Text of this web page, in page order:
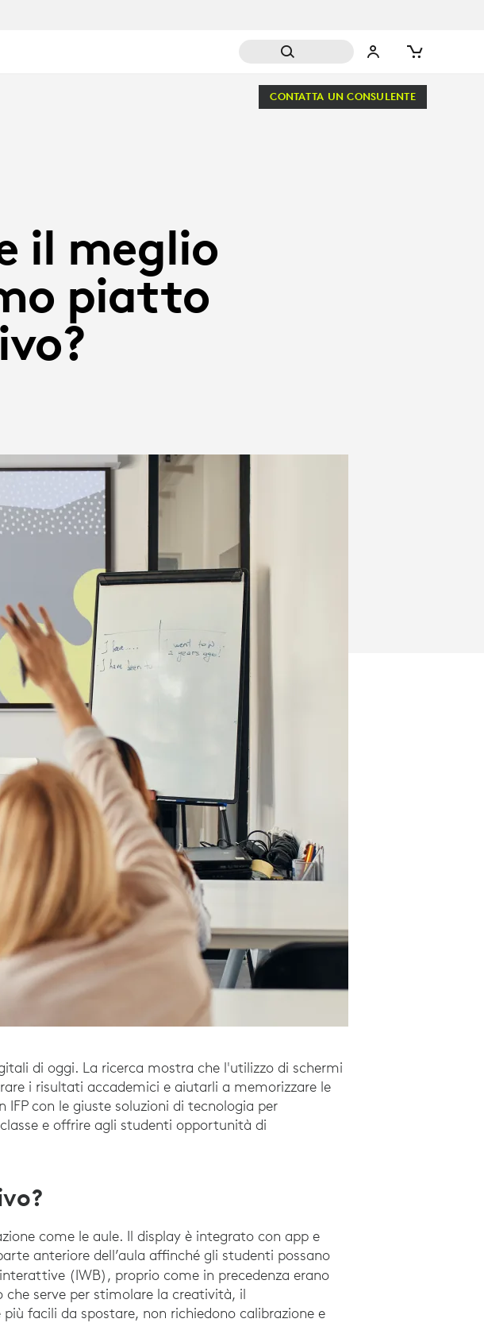
CONTATTA UN CONSULENTE
il meglio
piatto
di oggi. La ricerca mostra che l'utilizzo di schermi
i risultati accademici e aiutarli a memorizzare le
L'effetto dell'utilizzo della smart board nelle lezioni di scienze e tecnologia.
IFP con le giuste soluzioni di tecnologia per
e offrire agli studenti opportunità di
come le aule. Il display è integrato con app e
anteriore dell’aula affinché gli studenti possano
interattive (IWB), proprio come in precedenza erano
che serve per stimolare la creatività, il
facili da spostare, non richiedono calibrazione e